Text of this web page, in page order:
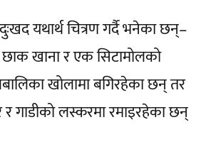
यथार्थ चित्रण गर्दै भनेका छन्–
खाना र एक सिटामोलको
खोलामा बगिरहेका छन् तर
गाडीको लस्करमा रमाइरहेका छन्